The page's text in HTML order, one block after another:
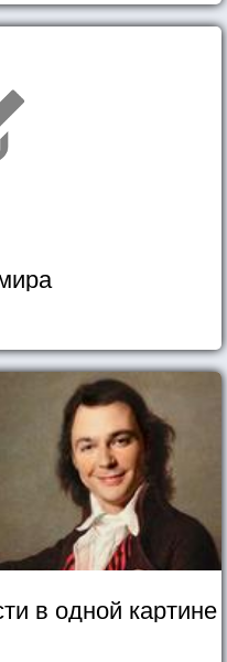
в одной картине